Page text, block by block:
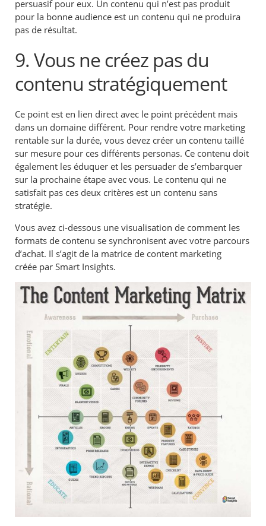
persuasif pour eux. Un contenu qui n’est pas produit
pour la bonne audience est un contenu qui ne produira
pas de résultat.
9. Vous ne créez pas du
contenu stratégiquement
Ce point est en lien direct avec le point précédent mais
dans un domaine différent. Pour rendre votre marketing
rentable sur la durée, vous devez créer un contenu taillé
sur mesure pour ces différents personas. Ce contenu doit
également les éduquer et les persuader de s’embarquer
sur la prochaine étape avec vous. Le contenu qui ne
satisfait pas ces deux critères est un contenu sans
stratégie.
Vous avez ci-dessous une visualisation de comment les
formats de contenu se synchronisent avec votre parcours
d’achat. Il s’agit de la matrice de content marketing
créée par Smart Insights.